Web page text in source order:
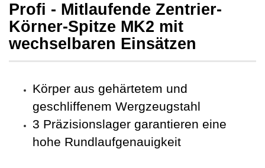
Profi - Mitlaufende Zentrier-
Körner-Spitze MK2 mit
wechselbaren Einsätzen
Körper aus gehärtetem und
geschliffenem Wergzeugstahl
3 Präzisionslager garantieren eine
hohe Rundlaufgenauigkeit